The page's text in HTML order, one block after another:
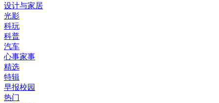
设计与家居
光影
科玩
科普
汽车
心事家事
精选
特辑
早报校园
热门